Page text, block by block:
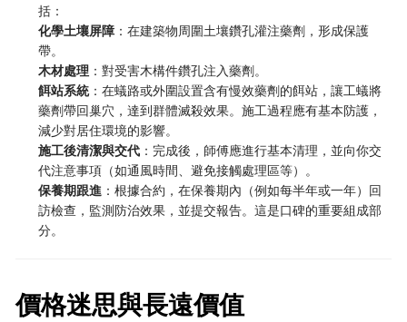
括：
化學土壤屏障 ：在建築物周圍土壤鑽孔灌注藥劑，形成保護
帶。
木材處理 ：對受害木構件鑽孔注入藥劑。
餌站系統：在蟻路或外圍設置含有慢效藥劑的餌站，讓工蟻將
藥劑帶回巢穴，達到群體滅殺效果。施工過程應有基本防護，
減少對居住環境的影響。
施工後清潔與交代 ：完成後，師傅應進行基本清理，並向你交
代注意事項（如通風時間、避免接觸處理區等）。
保養期跟進 ：根據合約，在保養期內（例如每半年或一年）回
訪檢查，監測防治效果，並提交報告。這是口碑的重要組成部
分。
價格迷思與長遠價值